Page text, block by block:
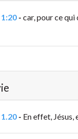
- car, pour ce qui
- En effet, Jésus,